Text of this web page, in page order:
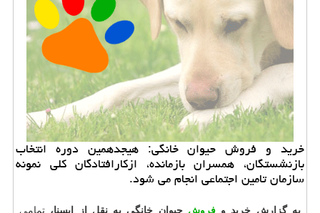
خرید و فروش حیوان خانگی: هیجدهمین دوره انتخاب
بازنشستگان، همسران بازمانده، ازكارافتادگان كلی نمونه
سازمان تامین اجتماعی انجام می شود.
به گزارش خرید وفروش حیوان خانگی به نقل از ایسنا، تمامی